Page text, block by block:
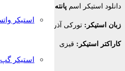
استیکر
استیکر گپ
دانلود استیکر اسم پانته آ
زبان استیکر: تورکی آذربایجانی
کاراکتر استیکر: قیزی